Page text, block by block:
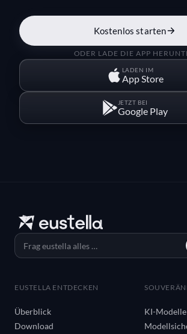
Kostenlos starten
ODER LADE DIE APP
LADEN IM
App Store
JETZT BEI
Google Play
EUSTELLA ENTDECKEN
Überblick
Download
KI-Modelle